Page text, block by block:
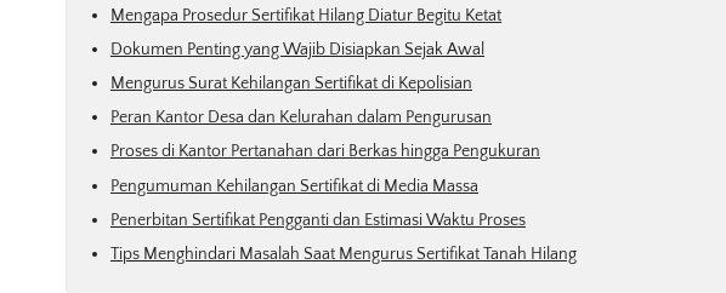
Mengapa Prosedur Sertifikat Hilang Diatur Begitu Ketat
Dokumen Penting yang Wajib Disiapkan Sejak Awal
Mengurus Surat Kehilangan Sertifikat di Kepolisian
Peran Kantor Desa dan Kelurahan dalam Pengurusan
Proses di Kantor Pertanahan dari Berkas hingga Pengukuran
Pengumuman Kehilangan Sertifikat di Media Massa
Penerbitan Sertifikat Pengganti dan Estimasi Waktu Proses
Tips Menghindari Masalah Saat Mengurus Sertifikat Tanah Hilang